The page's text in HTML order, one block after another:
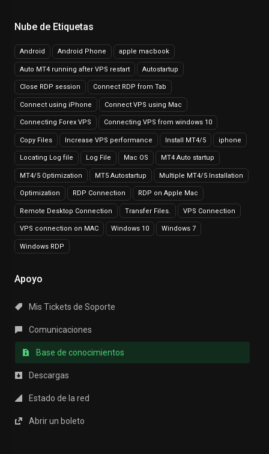
Nube de Etiquetas
Android Android Phone apple macbook
Auto MT4 running after VPS restart Autostartup
Close RDP session Connect RDP from Tab
Connect using iPhone Connect VPS using Mac
Connecting Forex VPS Connecting VPS from windows 10
Copy Files Increase VPS performance Install MT4/5 iphone
Locating Log file Log File Mac OS MT4 Auto startup
MT4/5 Optimization MT5 Autostartup Multiple MT4/5 Installation
Optimization RDP Connection RDP on Apple Mac
Remote Desktop Connection Transfer Files. VPS Connection
VPS connection on MAC Windows 10 Windows 7
Windows RDP
Apoyo
Mis Tickets de Soporte
Comunicaciones
Base de conocimientos
Descargas
Estado de la red
Abrir un boleto